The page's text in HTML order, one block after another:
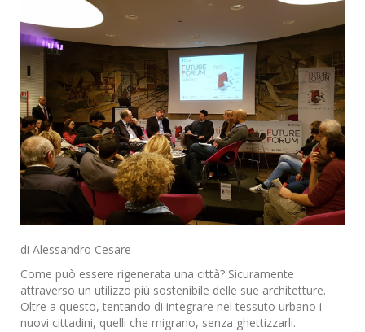
di Alessandro Cesare
Come può essere rigenerata una città? Sicuramente
attraverso un utilizzo più sostenibile delle sue architetture.
Oltre a questo, tentando di integrare nel tessuto urbano i
nuovi cittadini, quelli che migrano, senza ghettizzarli.